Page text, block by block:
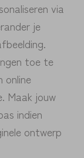
via
je
toe te
online
Maak jouw
indien
ontwerp